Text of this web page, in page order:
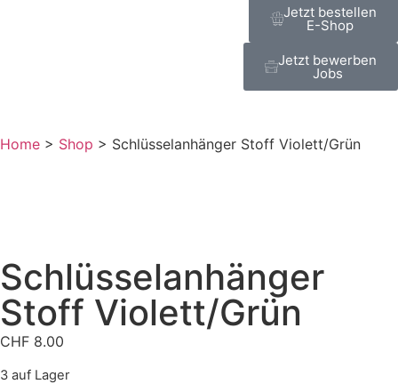
Jetzt bestellen
E-Shop
Jetzt bewerben
Jobs
Home > Shop > Schlüsselanhänger Stoff Violett/Grün
Schlüsselanhänger
Stoff Violett/Grün
CHF 8.00
3 auf Lager